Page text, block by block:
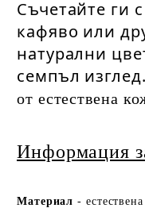
Съчетайте ги
кафяво или
натурални
семпъл изглед.
от естествена
Информация
Материал-